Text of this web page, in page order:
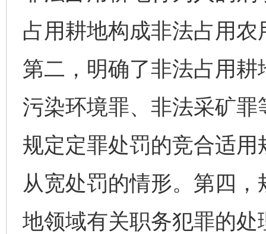
占用耕地构成非法占用
第二，明确了非法占用
污染环境罪、非法采矿
规定定罪处罚的竞合适
从宽处罚的情形。第四
地领域有关职务犯罪的